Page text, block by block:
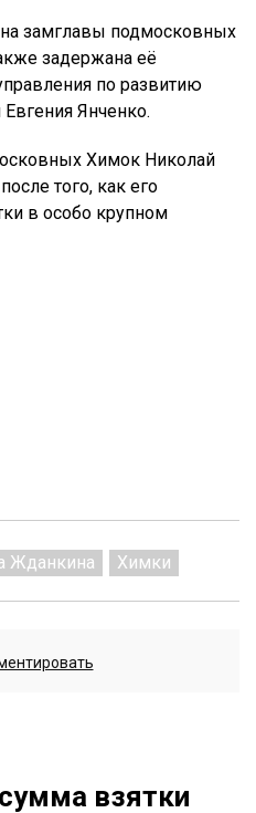
замглавы подмосковных
задержана её
по развитию
Янченко.
Химок Николай
того, как его
в особо крупном
Жданкина Химки
взятки